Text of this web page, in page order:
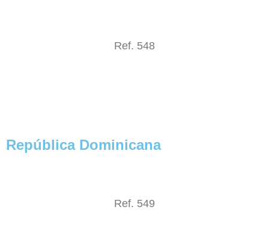
Ref. 548
República Dominicana
Ref. 549